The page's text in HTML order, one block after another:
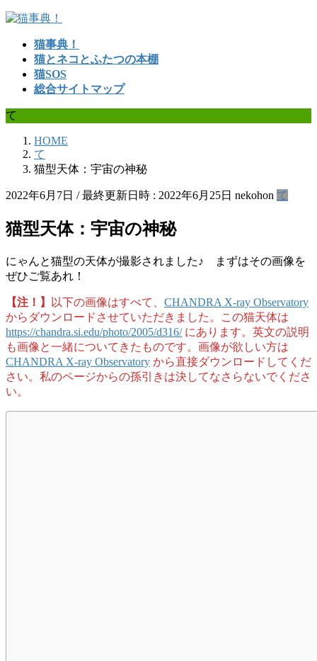
コ
ス
キ
ナ
ン
に
猫事典！
猫とネコとふたつの本棚
猫SOS
総合サイトマップ
て
HOME
て
猫型天体：宇宙の神秘
2022年6月7日 / 最終更新日時 : 2022年6月25日 nekohon て
猫型天体：宇宙の神秘
にゃんと猫型の天体が撮影されました♪ まずはその画像を
ぜひご覧あれ！
【注！】 以下の画像はすべて、 CHANDRA X-ray Observatory
からダウンロードさせていただきました。この猫天体は
https://chandra.si.edu/photo/2005/d316/にあります。英文の説明
も画像と一緒についてきたものです。画像が欲しい方は
CHANDRA X-ray Observatory から直接ダウンロードしてくだ
さい。私のページからの孫引きは決してなさらないでくださ
い。